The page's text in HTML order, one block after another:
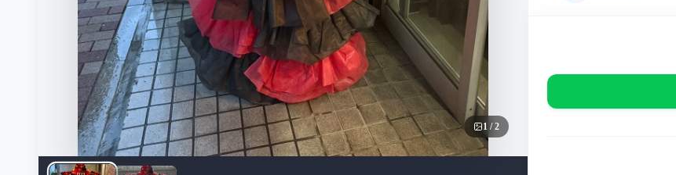
1 /2
MAIN COLOR